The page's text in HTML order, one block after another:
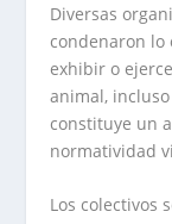
Diversas
condenaron
exhibir o
animal,
constituye un
normatividad
Los colectivos